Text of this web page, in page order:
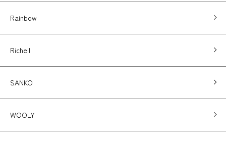
Rainbow
Richell
SANKO
WOOLY